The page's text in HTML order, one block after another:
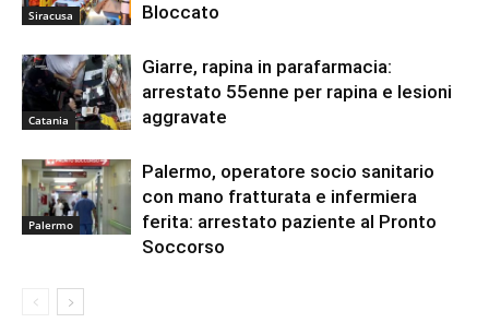
Siracusa
Bloccato
Catania
Giarre, rapina in parafarmacia:
arrestato 55enne per rapina e lesioni
aggravate
Palermo
Palermo, operatore socio sanitario
con mano fratturata e infermiera
ferita: arrestato paziente al Pronto
Soccorso